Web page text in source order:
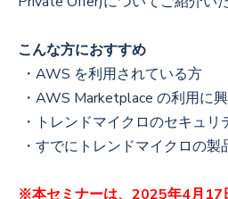
こんな方におすすめ
・AWS を利用されている方
・AWS Marketplace の利用に
・トレンドマイクロのセキュ
・すでにトレンドマイクロの
※本セミナーは、2025年4月17